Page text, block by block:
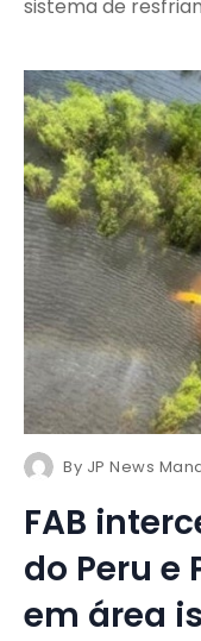
sistema de
By JP News
FAB
do Peru e
em área